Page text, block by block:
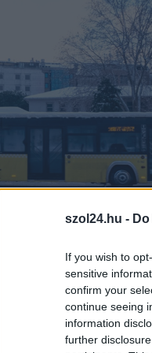
szol24.hu -
If you wish to
sensitive
confirm your
continue seeing
information
further